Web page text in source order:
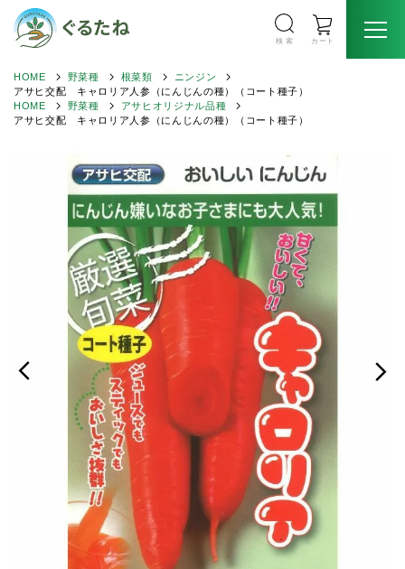
検 索 カート
HOME 野菜種 根菜類
ニンジン
アサヒ交配 キャロリア人参（にんじんの種）（コート種子）
HOME
野菜種
アサヒオリジナル品種
アサヒ交配 キャロリア人参（にんじんの種）（コート種子）